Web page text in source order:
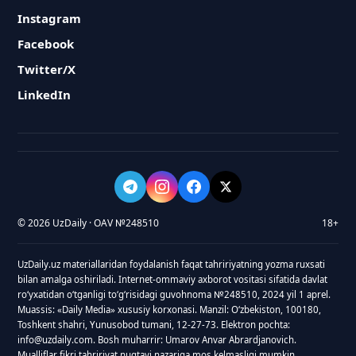
Instagram
Facebook
Twitter/X
LinkedIn
© 2026 UzDaily · OAV №248510 18+
UzDaily.uz materiallaridan foydalanish faqat tahririyatning yozma ruxsati
bilan amalga oshiriladi. Internet-ommaviy axborot vositasi sifatida davlat
roʻyxatidan oʻtganligi toʻgʻrisidagi guvohnoma №248510, 2024 yil 1 aprel.
Muassis: «Daily Media» xususiy korxonasi. Manzil: Oʻzbekiston, 100180,
Toshkent shahri, Yunusobod tumani, 12-27-73. Elektron pochta:
info@uzdaily.com. Bosh muharrir: Umarov Anvar Abrardjanovich.